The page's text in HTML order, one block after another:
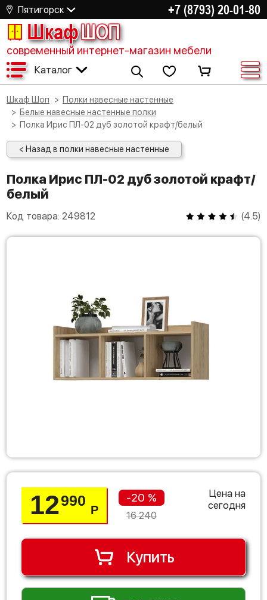
Пятигорск +7 (8793) 20-01-80
ШкафШОП
современный интернет-магазин мебели
Каталог
Шкаф Шоп
Полки навесные настенные
Белые навесные настенные полки
Полка Ирис ПЛ-02 дуб золотой крафт/белый
< Назад в полки навесные настенные
Полка Ирис ПЛ-02 дуб золотой крафт/
белый
Код товара: 249812 (4.5)
12990
Р
-20 %
16 240
Цена на
сегодня
Купить